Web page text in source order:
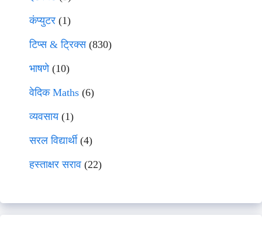
कंप्युटर (1)
टिप्स & ट्रिक्स(830)
भाषणे(10)
वेदिक Maths (6)
व्यवसाय(1)
सरल विद्यार्थी(4)
हस्ताक्षर सराव (22)